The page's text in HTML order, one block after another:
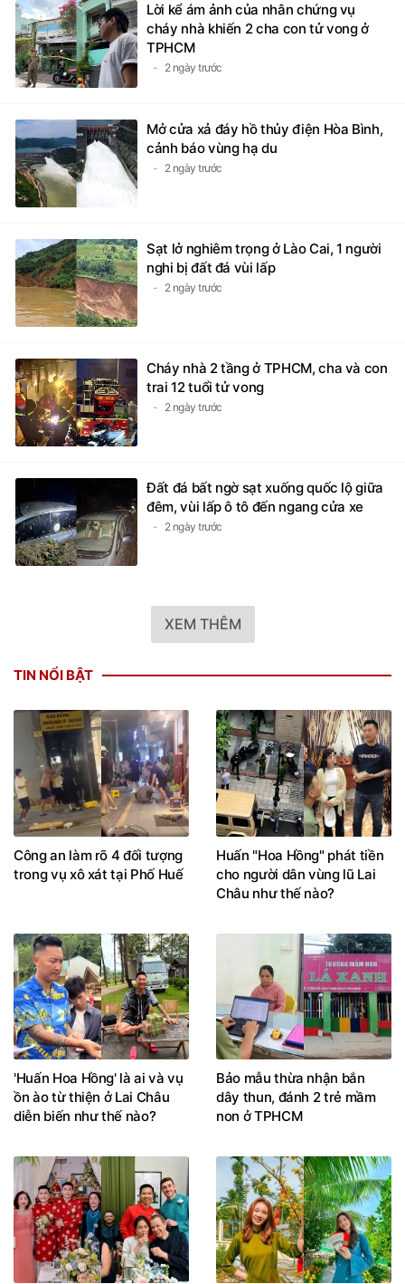
Lời kể ám ảnh của nhân chứng vụ
cháy nhà khiến 2 cha con tử vong ở
TPHCM
2 ngày trước
Mở cửa xả đáy hồ thủy điện Hòa Bình,
cảnh báo vùng hạ du
2 ngày trước
Sạt lở nghiêm trọng ở Lào Cai, 1 người
nghi bị đất đá vùi lấp
2 ngày trước
Cháy nhà 2 tầng ở TPHCM, cha và con
trai 12 tuổi tử vong
2 ngày trước
Đất đá bất ngờ sạt xuống quốc lộ giữa
đêm, vùi lấp ô tô đến ngang cửa xe
2 ngày trước
XEM THÊM
TIN NỔI BẬT
Công an làm rõ 4 đối tượng
trong vụ xô xát tại Phố Huế
Huấn "Hoa Hồng" phát tiền
cho người dân vùng lũ Lai
Châu như thế nào?
'Huấn Hoa Hồng' là ai và vụ
ồn ào từ thiện ở Lai Châu
diễn biến như thế nào?
Bảo mẫu thừa nhận bắn
dây thun, đánh 2 trẻ mầm
non ở TPHCM